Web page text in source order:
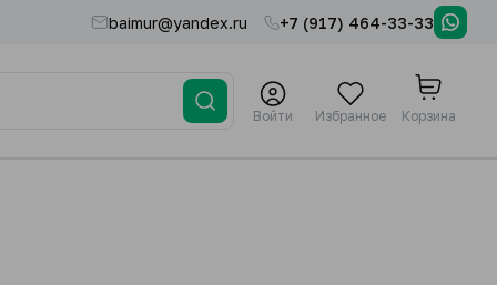
baimur@yandex.ru +7 (917) 464-33-33
Войти Избранное Корзина